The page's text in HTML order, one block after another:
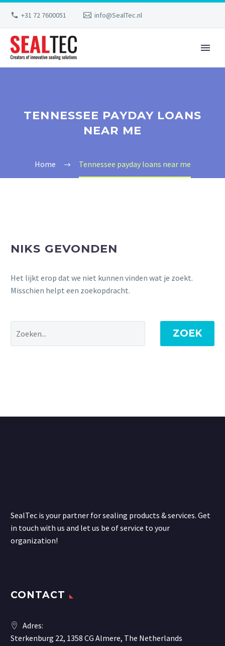
+31 72 7600051 info@SealTec.nl
TENNESSEE PAYDAY LOANS
NEAR ME
Home Tennessee payday loans near me
NIKS GEVONDEN
Het lijkt erop dat we niet kunnen vinden wat je zoekt.
Misschien helpt een zoekopdracht.
ZOEK
SealTec is your partner for sealing products & services. Get
in touch with us and let us be of service to your
organization!
CONTACT
Adres:
Sterkenburg 22, 1358 CG Almere, The Netherlands